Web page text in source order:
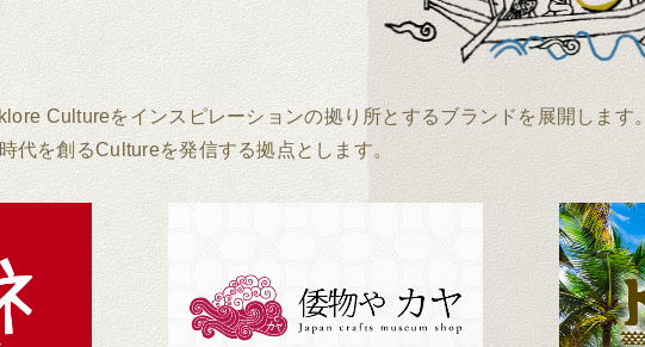
Cultureをインスピレーションの拠り所とするブランドを展開します。
代を創るCultureを発信する拠点とします。